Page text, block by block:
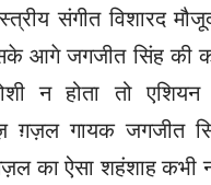
संगीत विशारद
आगे जगजीत सिंह की
न होता तो एशियन
ग़ज़ल गायक जगजीत
का ऐसा शहंशाह कभी